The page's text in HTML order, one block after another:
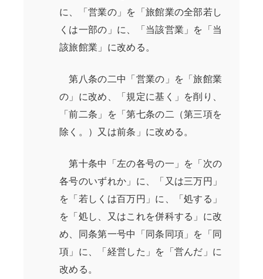
に、「営業の」を「旅館業の全部若し
くは一部の」に、「当該営業」を「当
該旅館業」に改める。
第八条の二中「営業の」を「旅館業
の」に改め、「規定に基く」を削り、
「前二条」を「第七条の二（第三項を
除く。）又は前条」に改める。
第十条中「左の各号の一」を「次の
各号のいずれか」に、「又は三万円」
を「若しくは百万円」に、「処する」
を「処し、又はこれを併科する」に改
め、同条第一号中「同条同項」を「同
項」に、「経営した」を「営んだ」に
改める。